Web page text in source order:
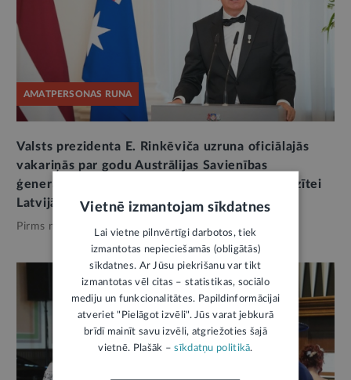
AMATPERSONAS RUNA
Valsts prezidenta E. Rinkēviča uzruna oficiālajās
vakariņās par godu Austrālijas Savienības
ģenerālgubernatores S. Mostinas oficiālajai vizītei
Latvijā
Pirms nedēļas, Valsts pārvalde
Vietnē izmantojam sīkdatnes
Lai vietne pilnvērtīgi darbotos, tiek
izmantotas nepieciešamās (obligātās)
sīkdatnes. Ar Jūsu piekrišanu var tikt
izmantotas vēl citas – statistikas, sociālo
mediju un funkcionalitātes. Papildinformācijai
atveriet "Pielāgot izvēli". Jūs varat jebkurā
brīdī mainīt savu izvēli, atgriežoties šajā
vietnē. Plašāk –sīkdatņu politikā.